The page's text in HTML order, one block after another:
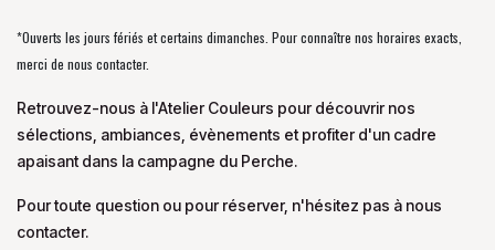
*Ouverts les jours fériés et certains dimanches. Pour connaître nos horaires exacts,
merci de nous contacter.
Retrouvez-nous à l'Atelier Couleurs pour découvrir nos
sélections, ambiances, évènements et profiter d'un cadre
apaisant dans la campagne du Perche.
Pour toute question ou pour réserver, n'hésitez pas à nous
contacter.